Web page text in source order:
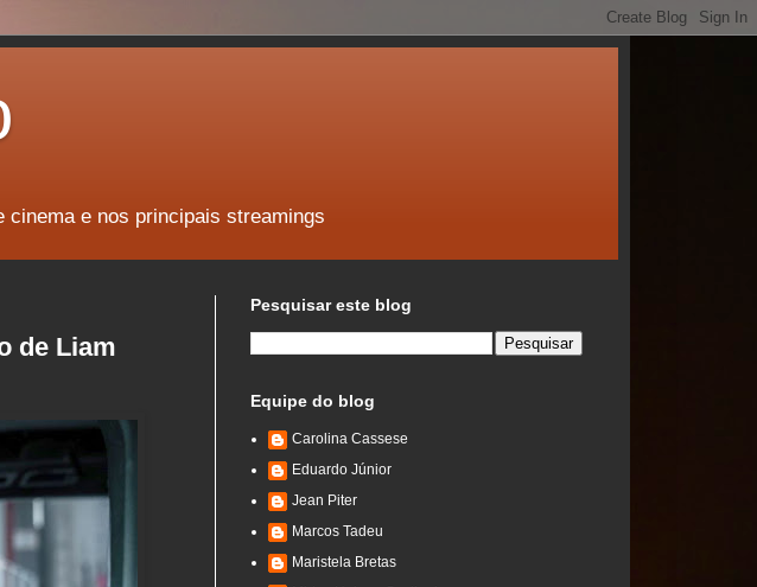
e nos principais streamings
de Liam
Pesquisar este blog
Equipe do blog
Carolina Cassese
Eduardo Júnior
Jean Piter
Marcos Tadeu
Maristela Bretas